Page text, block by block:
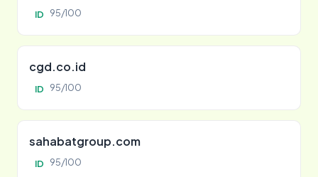
ID 95/100
cgd.co.id
ID 95/100
sahabatgroup.com
ID 95/100